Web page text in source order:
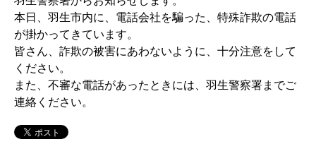
本日、羽生市内に、電話会社を騙った、特殊詐欺の電話
が掛かってきています。
皆さん、詐欺の被害にあわないように、十分注意をして
ください。
また、不審な電話があったときには、羽生警察署までご
連絡ください。